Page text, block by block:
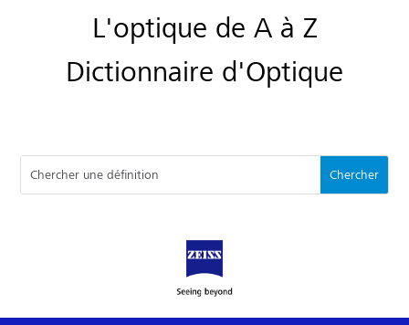
L'optique de A à Z
Dictionnaire d'Optique